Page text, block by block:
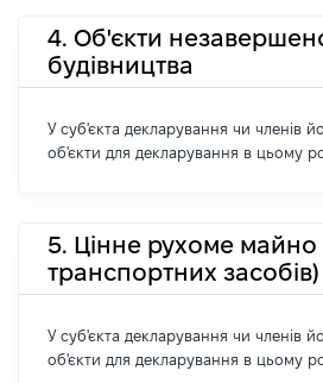
4. Об'єкти
будівництва
У суб'єкта декларування чи членів
об'єкти для декларування в цьому
5. Цінне рухоме майно
транспортних засобів)
У суб'єкта декларування чи членів
об'єкти для декларування в цьому